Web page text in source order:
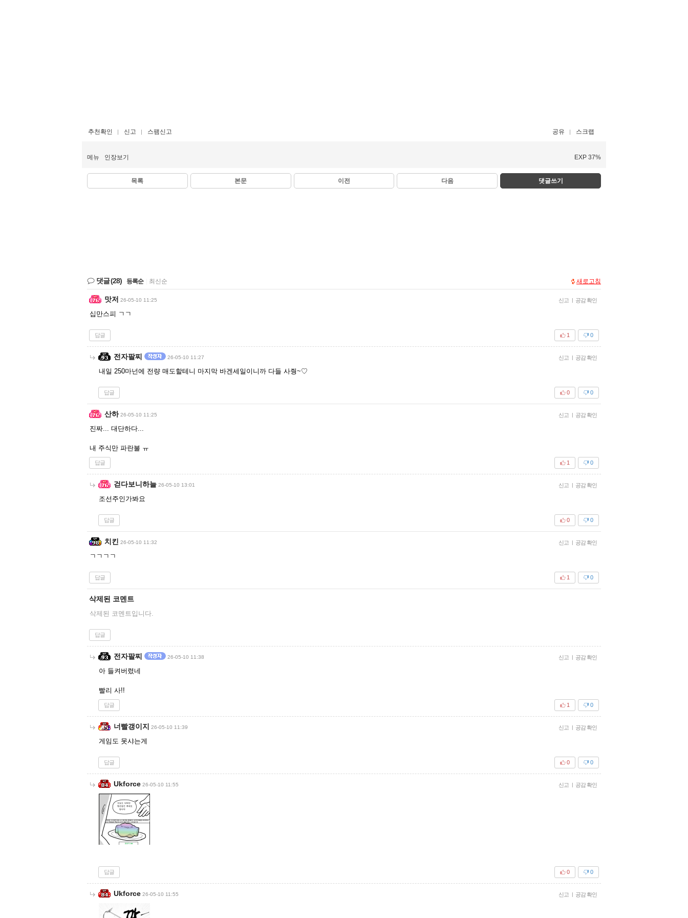
추천확인 신고 스팸신고 공유 스크랩
메뉴 인장보기 EXP 37%
목록 본문 이전 다음 댓글쓰기
댓글(28) 등록순 최신순 새로고침
맛저 26-05-10 11:25 신고 | 공감 확인
십만스피 ㄱㄱ
답글 0
1
전자팔찌 26-05-10 11:27 신고 | 공감 확인
내일 250마넌에 전량 매도할테니 마지막 바겐세일이니까 다들 사줭~♡
답글 0
0
산하 26-05-10 11:25 신고 | 공감 확인
진짜... 대단하다...
내 주식만 파란불 ㅠ
답글 0
1
걷다보니하늘 26-05-10 13:01 신고 | 공감 확인
조선주인가봐요
답글 0
0
치킨 26-05-10 11:32 신고 | 공감 확인
ㄱㄱㄱㄱ
답글 0
1
삭제된 코멘트
삭제된 코멘트입니다.
답글
전자팔찌 26-05-10 11:38 신고 | 공감 확인
아 들켜버렸네
빨리 사!!
답글 0
1
너빨갱이지 26-05-10 11:39 신고 | 공감 확인
게임도 못샤는게
답글 0
0
Ukforce 26-05-10 11:55 신고 | 공감 확인
답글 0
0
Ukforce 26-05-10 11:55 신고 | 공감 확인